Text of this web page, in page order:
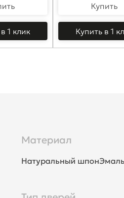
1 клик
Купить
Купить в 1
Материал
Натуральный шпонЭмаль